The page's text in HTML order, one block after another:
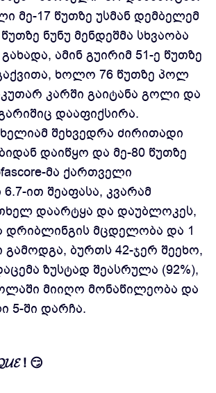
მე-17 წუთზე უსმან დემბელემ
ნუნუ მენდეშმა სხვაობა
ამინ გუირიმ 51-ე წუთზე
ხოლო 76 წუთზე პოლ
კარში გაიტანა გოლი და
დააფიქსირა.
შეხვედრა ძირითადი
დაიწყო და მე-80 წუთზე
მა ქართველი
ით შეაფასა, კვარამ
დაარტყა და დაუბლოკეს,
დრიბლინგის მცდელობა და 1
გამოდგა, ბურთს 42-ჯერ შეეხო,
ზუსტად შეასრულა (92%),
მიიღო მონაწილეობა და
5-ში დარჩა.
! 😏